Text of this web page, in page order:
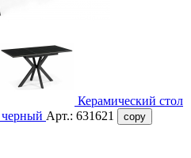
Керамический стол
Арт.: 631621 copy